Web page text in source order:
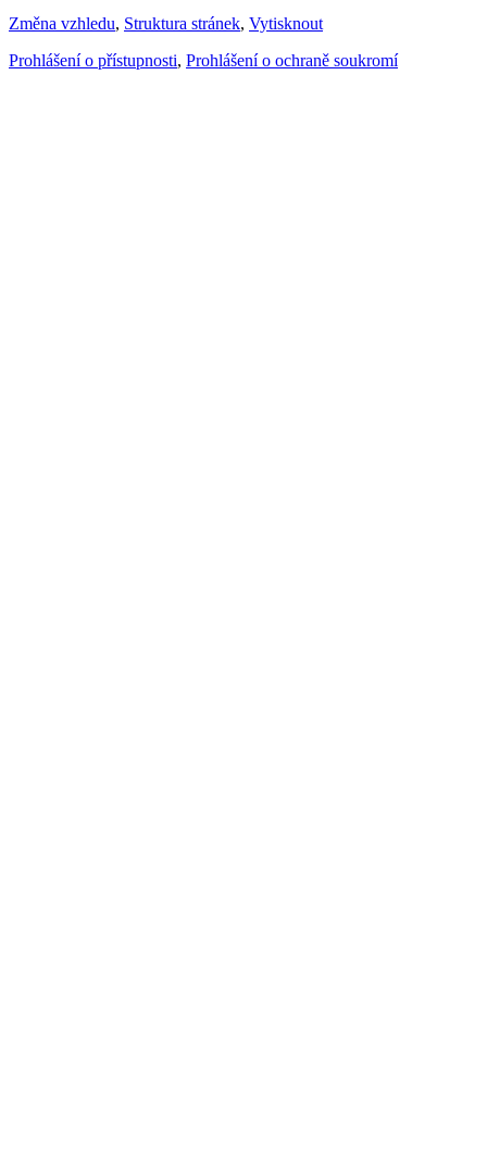
Změna vzhledu, Struktura stránek, Vytisknout
Prohlášení o přístupnosti, Prohlášení o ochraně soukromí